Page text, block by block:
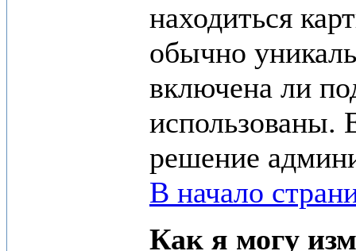
находиться
обычно
включена ли
использованы.
решение
В начало
Как я могу